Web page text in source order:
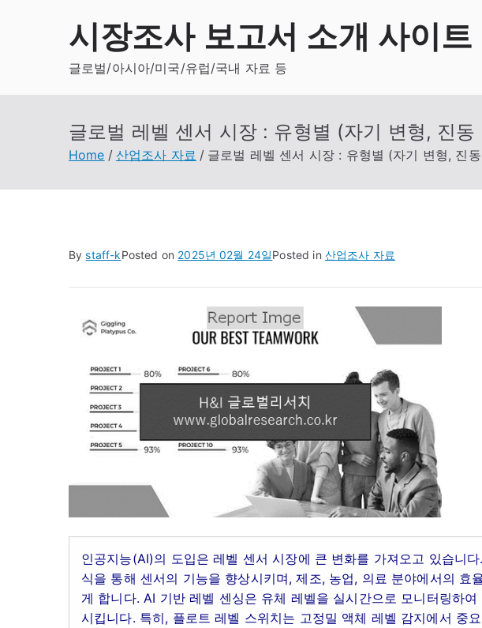
시장조사 보고서 소개 사이트
글로벌/아시아/미국/유럽/국내 자료 등
글로벌 레벨 센서 시장 : 유형별 (자기 변형, 진
Home 산업조사 자료 글로벌 레벨 센서 시장 : 유형별 (자기 변형, 진
Bystaff-kPosted on 2025년 02월 24일Posted in 산업조사 자료
인공지능(AI)의 도입은 레벨 센서 시장에 큰 변화를 가져오고 있습니
식을 통해 센서의 기능을 향상시키며, 제조, 농업, 의료 분야에서의 효
게 합니다. AI 기반 레벨 센싱은 유체 레벨을 실시간으로 모니터링하
시킵니다. 특히, 플로트 레벨 스위치는 고정밀 액체 레벨 감지에서 중